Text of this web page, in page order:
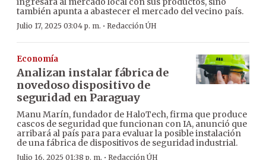
también apunta a abastecer el mercado del vecino país.
Julio 17, 2025 03:04 p. m. · Redacción ÚH
Economía
Analizan instalar fábrica de
novedoso dispositivo de
seguridad en Paraguay
Manu Marín, fundador de HaloTech, firma que produce
cascos de seguridad que funcionan con IA, anunció que
arribará al país para para evaluar la posible instalación
de una fábrica de dispositivos de seguridad industrial.
Julio 16, 2025 01:38 p. m. Redacción ÚH